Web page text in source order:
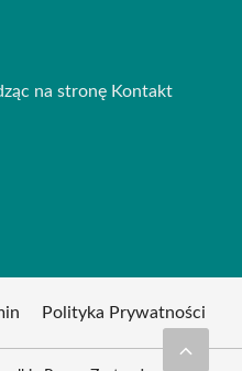
na stronę Kontakt
Polityka Prywatności